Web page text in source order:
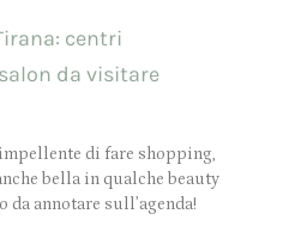
centri
da visitare
di fare shopping,
bella in qualche beauty
annotare sull’agenda!